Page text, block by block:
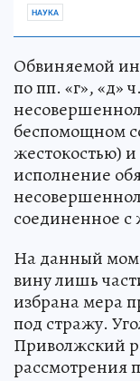
НАУКА
Обвиняемой
по пп. «г», «д»
беспомощном
жестокостью)
исполнение
соединенное
На данный
вину лишь
избрана мера
под стражу.
Приволжский
рассмотрения